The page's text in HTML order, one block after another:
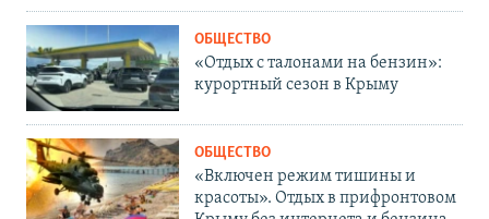
ОБЩЕСТВО
«Отдых с талонами на бензин»:
курортный сезон в Крыму
ОБЩЕСТВО
«Включен режим тишины и
красоты». Отдых в прифронтовом